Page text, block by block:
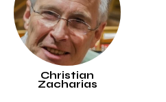
Christian
Zacharias